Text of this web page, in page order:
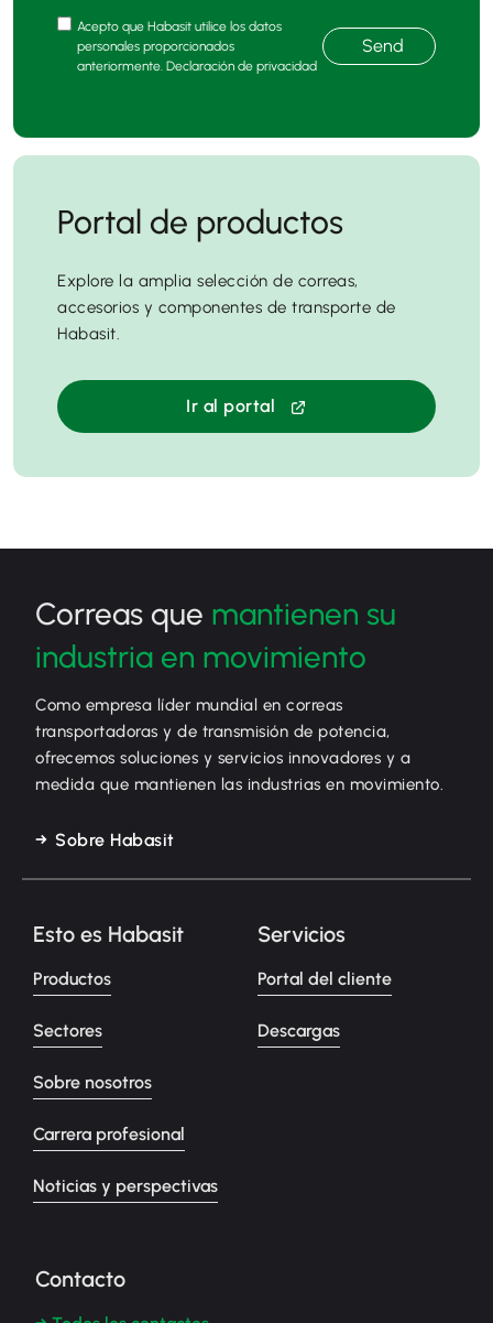
Acepto que Habasit utilice los datos
personales proporcionados
anteriormente. Declaración de privacidad
Send
Portal de productos
Explore la amplia selección de correas,
accesorios y componentes de transporte de
Habasit.
Ir al portal
Correas que mantienen su
industria en movimiento
Como empresa líder mundial en correas
transportadoras y de transmisión de potencia,
ofrecemos soluciones y servicios innovadores y a
medida que mantienen las industrias en movimiento.
Sobre Habasit
Esto es Habasit
Productos
Sectores
Sobre nosotros
Carrera profesional
Noticias y perspectivas
Servicios
Portal del cliente
Descargas
Contacto